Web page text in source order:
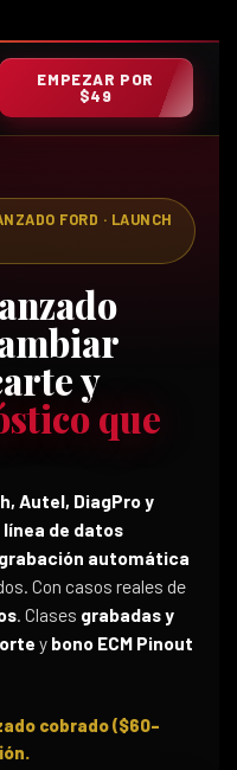
EMPEZAR POR
$49
FORD · LAUNCH
y
que
Autel, DiagPro y
línea de datos
grabación automática
Con casos reales de
. Clases grabadas y
y bono ECM Pinout
cobrado ($60–